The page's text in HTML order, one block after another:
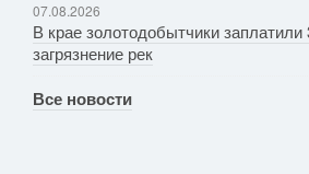
07.08.2026
В крае золотодобытчики
загрязнение рек
Все новости